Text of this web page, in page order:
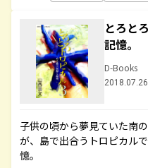
とろと
記憶。
D-Books
子供の頃から夢見ていた南
が、島で出合うトロピカル
憶。